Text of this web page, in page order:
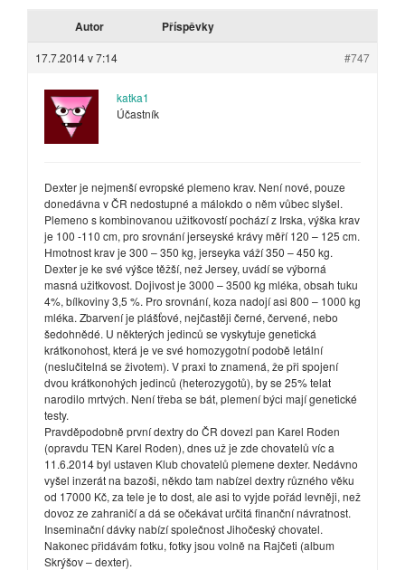
Autor Příspěvky
17.7.2014 v 7:14 #747
katka1
Účastník
Dexter je nejmenší evropské plemeno krav. Není nové, pouze
donedávna v ČR nedostupné a málokdo o něm vůbec slyšel.
Plemeno s kombinovanou užitkovostí pochází z Irska, výška krav
je 100 -110 cm, pro srovnání jerseyské krávy měří 120 – 125 cm.
Hmotnost krav je 300 – 350 kg, jerseyka váží 350 – 450 kg.
Dexter je ke své výšce těžší, než Jersey, uvádí se výborná
masná užitkovost. Dojivost je 3000 – 3500 kg mléka, obsah tuku
4%, bílkoviny 3,5 %. Pro srovnání, koza nadojí asi 800 – 1000 kg
mléka. Zbarvení je plášťové, nejčastěji černé, červené, nebo
šedohnědé. U některých jedinců se vyskytuje genetická
krátkonohost, která je ve své homozygotní podobě letální
(neslučitelná se životem). V praxi to znamená, že při spojení
dvou krátkonohých jedinců (heterozygotů), by se 25% telat
narodilo mrtvých. Není třeba se bát, plemení býci mají genetické
testy.
Pravděpodobně první dextry do ČR dovezl pan Karel Roden
(opravdu TEN Karel Roden), dnes už je zde chovatelů víc a
11.6.2014 byl ustaven Klub chovatelů plemene dexter. Nedávno
vyšel inzerát na bazoši, někdo tam nabízel dextry různého věku
od 17000 Kč, za tele je to dost, ale asi to vyjde pořád levněji, než
dovoz ze zahraničí a dá se očekávat určitá finanční návratnost.
Inseminační dávky nabízí společnost Jihočeský chovatel.
Nakonec přidávám fotku, fotky jsou volně na Rajčeti (album
Skrýšov – dexter).